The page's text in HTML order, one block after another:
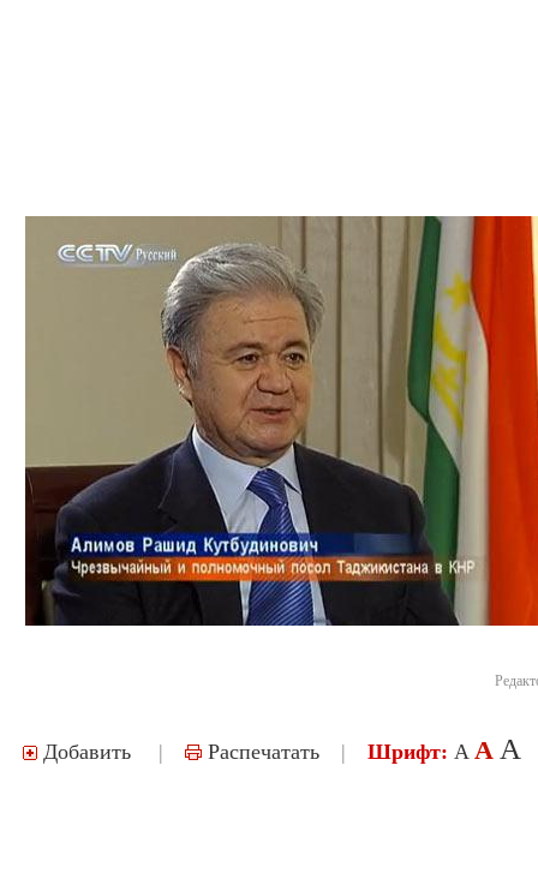
Добавить | Распечатать | Шрифт: A A A